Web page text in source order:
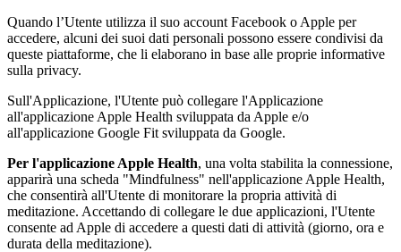
Quando l’Utente utilizza il suo account Facebook o Apple per
accedere, alcuni dei suoi dati personali possono essere condivisi da
queste piattaforme, che li elaborano in base alle proprie informative
sulla privacy.
Sull'Applicazione, l'Utente può collegare l'Applicazione
all'applicazione Apple Health sviluppata da Apple e/o
all'applicazione Google Fit sviluppata da Google.
Per l'applicazione Apple Health, una volta stabilita la connessione,
apparirà una scheda "Mindfulness" nell'applicazione Apple Health,
che consentirà all'Utente di monitorare la propria attività di
meditazione. Accettando di collegare le due applicazioni, l'Utente
consente ad Apple di accedere a questi dati di attività (giorno, ora e
durata della meditazione).